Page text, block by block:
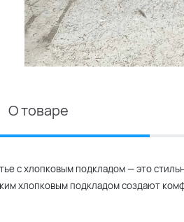
О товаре
с хлопковым подкладом — это
хлопковым подкладом создают